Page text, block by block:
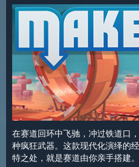
在赛道回环中飞驰，冲过铁道口
种疯狂武器。这款现代化演绎的
特之处，就是赛道由你亲手搭建。